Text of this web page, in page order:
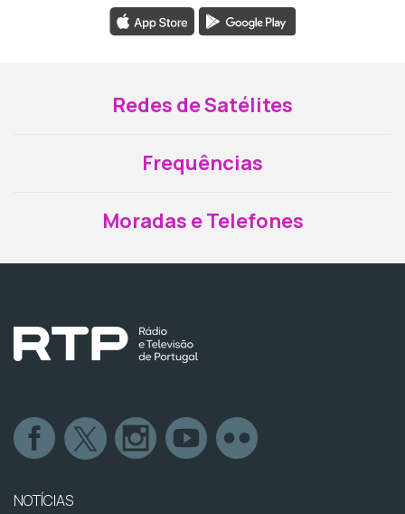
Redes de Satélites
Frequências
Moradas e Telefones
NOTÍCIAS